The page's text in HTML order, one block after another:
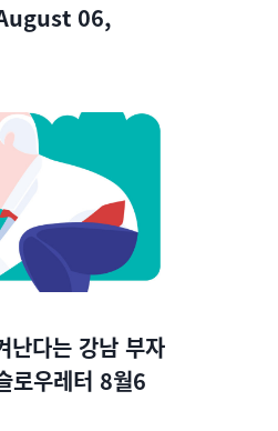
06,
난다는 강남 부자
로우레터 8월6